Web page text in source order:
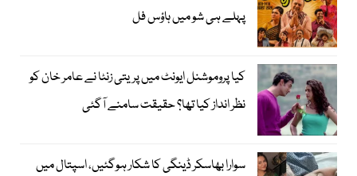
پہلے ہی شو میں ہاؤس فل
کیا پروموشنل ایونٹ میں پریتی زنٹا نے عامر خان کو
نظر انداز کیا تھا؟ حقیقت سامنے آگئی
سوارا بھاسکر ڈینگی کا شکار ہوگئیں، اسپتال میں